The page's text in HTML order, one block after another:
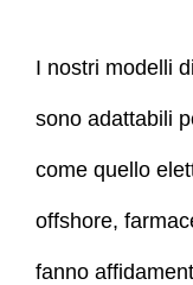
I nostri modelli
sono adattabili
come quello
offshore,
fanno